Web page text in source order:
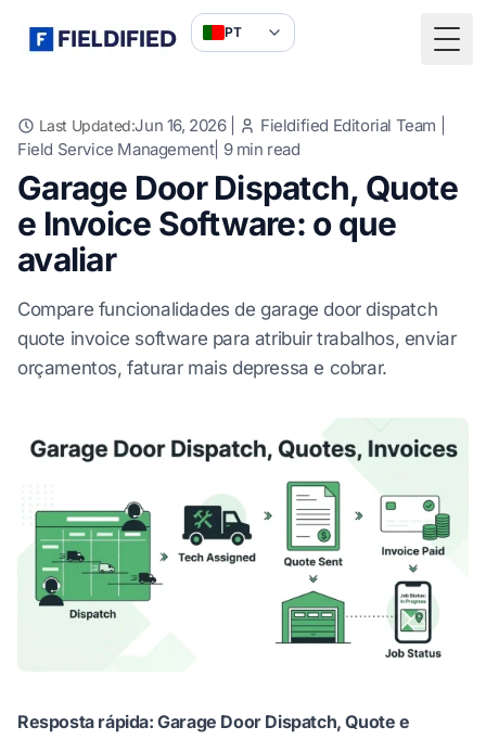
PT
Last Updated:Jun 16, 2026| Fieldified Editorial Team
Field Service Management| 9min read
Garage Door Dispatch, Quote
e Invoice Software: o que
avaliar
Compare funcionalidades de garage door dispatch
quote invoice software para atribuir trabalhos, enviar
orçamentos, faturar mais depressa e cobrar.
Resposta rápida: Garage Door Dispatch, Quote e